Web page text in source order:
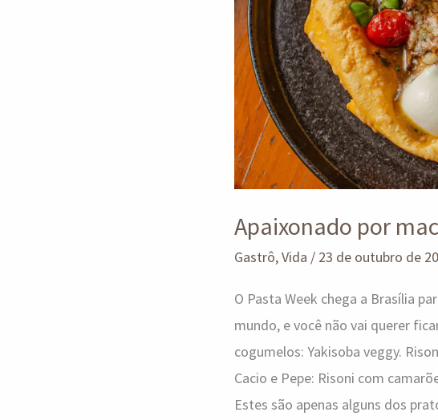
Apaixonado por
Gastrô,Vida / 23 de outubro de
O Pasta Week chega a Brasília
mundo, e você não vai querer
cogumelos: Yakisoba veggy.
Cacio e Pepe: Risoni com
Estes são apenas alguns dos